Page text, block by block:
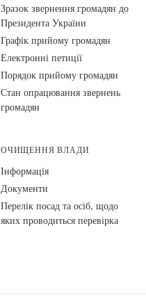
Зразок звернення громадян до
Президента України
Графік прийому громадян
Електронні петиції
Порядок прийому громадян
Стан опрацювання звернень
громадян
ОЧИЩЕННЯ ВЛАДИ
Інформація
Документи
Перелік посад та осіб, щодо
яких проводиться перевірка